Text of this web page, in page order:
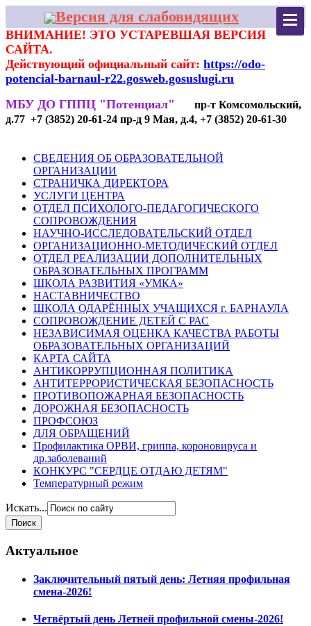
Версия для слабовидящих
ВНИМАНИЕ! ЭТО УСТАРЕВШАЯ ВЕРСИЯ
САЙТА.
Действующий официальный сайт: https://odo-
potencial-barnaul-r22.gosweb.gosuslugi.ru
МБУ ДО ГППЦ "Потенциал"
пр-т Комсомольский,
д.77 +7 (3852) 20-61-24 пр-д 9 Мая, д.4, +7 (3852) 20-61-30
СВЕДЕНИЯ ОБ ОБРАЗОВАТЕЛЬНОЙ
ОРГАНИЗАЦИИ
СТРАНИЧКА ДИРЕКТОРА
УСЛУГИ ЦЕНТРА
ОТДЕЛ ПСИХОЛОГО-ПЕДАГОГИЧЕСКОГО
СОПРОВОЖДЕНИЯ
НАУЧНО-ИССЛЕДОВАТЕЛЬСКИЙ ОТДЕЛ
ОРГАНИЗАЦИОННО-МЕТОДИЧЕСКИЙ ОТДЕЛ
ОТДЕЛ РЕАЛИЗАЦИИ ДОПОЛНИТЕЛЬНЫХ
ОБРАЗОВАТЕЛЬНЫХ ПРОГРАММ
ШКОЛА РАЗВИТИЯ «УМКА»
НАСТАВНИЧЕСТВО
ШКОЛА ОДАРЁННЫХ УЧАЩИХСЯ г. БАРНАУЛА
СОПРОВОЖДЕНИЕ ДЕТЕЙ С РАС
НЕЗАВИСИМАЯ ОЦЕНКА КАЧЕСТВА РАБОТЫ
ОБРАЗОВАТЕЛЬНЫХ ОРГАНИЗАЦИЙ
КАРТА САЙТА
АНТИКОРРУПЦИОННАЯ ПОЛИТИКА
АНТИТЕРРОРИСТИЧЕСКАЯ БЕЗОПАСНОСТЬ
ПРОТИВОПОЖАРНАЯ БЕЗОПАСНОСТЬ
ДОРОЖНАЯ БЕЗОПАСНОСТЬ
ПРОФСОЮЗ
ДЛЯ ОБРАЩЕНИЙ
Профилактика ОРВИ, гриппа, короновируса и
др.заболеваний
КОНКУРС "СЕРДЦЕ ОТДАЮ ДЕТЯМ"
Температурный режим
Искать...
Актуальное
Заключительный пятый день: Летняя профильная
смена-2026!
Четвёртый день Летней профильной смены-2026!